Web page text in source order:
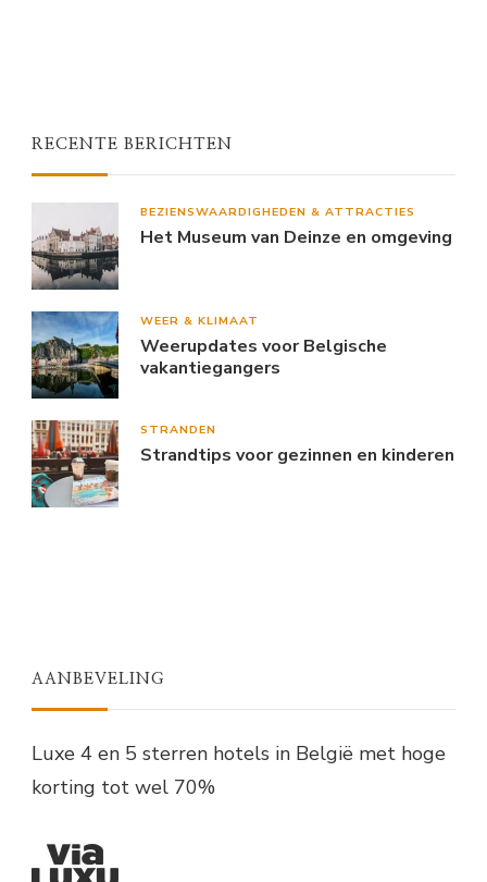
RECENTE BERICHTEN
BEZIENSWAARDIGHEDEN & ATTRACTIES
Het Museum van Deinze en omgeving
WEER & KLIMAAT
Weerupdates voor Belgische
vakantiegangers
STRANDEN
Strandtips voor gezinnen en kinderen
AANBEVELING
Luxe 4 en 5 sterren hotels in België met hoge
korting tot wel 70%